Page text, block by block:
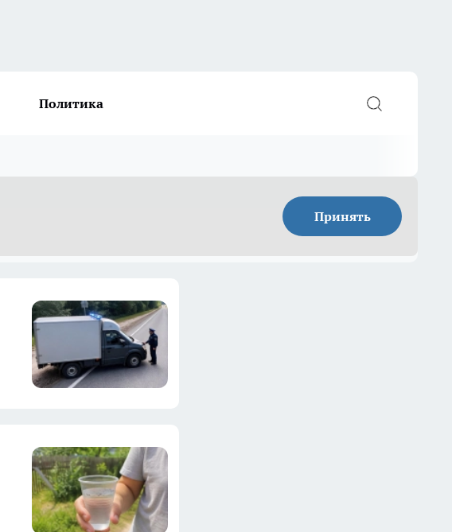
Политика
Принять